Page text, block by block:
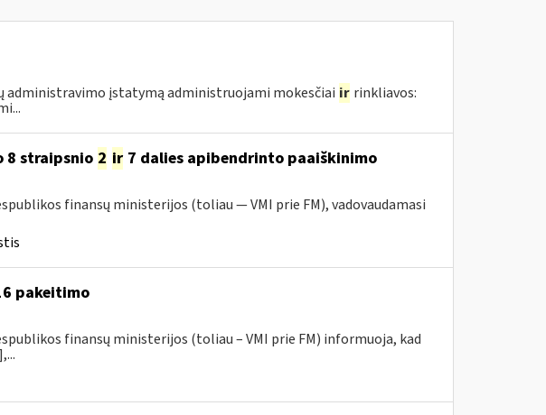
administravimo įstatymą administruojami mokesčiai ir rinkliavos:
8 straipsnio 2 ir7 dalies apibendrinto paaiškinimo
finansų ministerijos (toliau — VMI prie FM), vadovaudamasi
pakeitimo
finansų ministerijos (toliau – VMI prie FM) informuoja, kad